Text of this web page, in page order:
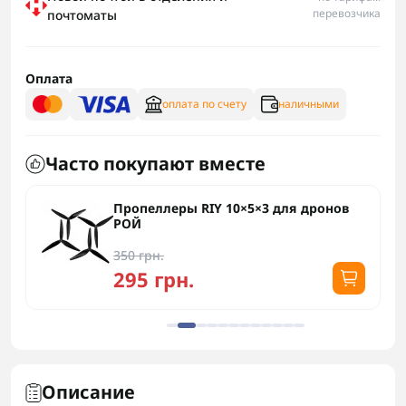
почтоматы
перевозчика
Оплата
оплата по счету наличными
Часто покупают вместе
Пропеллеры RIY 10×5×3 для дронов
РОЙ
350 грн.
295 грн.
Описание